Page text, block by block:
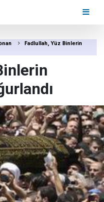
Fadlullah, Yüz Binlerin